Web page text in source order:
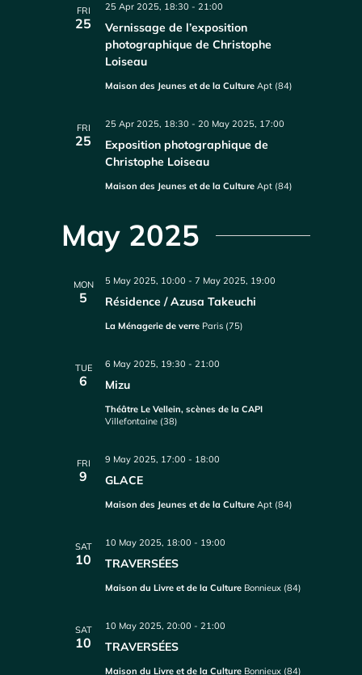
FRI
25
Vernissage de l’exposition
photographique de Christophe
Loiseau
25 Apr 2025, 18:30 -21:00
Maison des Jeunes et de la CultureApt (84)
FRI
25
Exposition photographique de
Christophe Loiseau
25 Apr 2025, 18:30 -20 May 2025, 17:00
Maison des Jeunes et de la CultureApt (84)
May 2025
MON
5 Résidence / Azusa Takeuchi
5 May 2025, 10:00 -7 May 2025, 19:00
La Ménagerie de verre Paris (75)
TUE
6 Mizu
6 May 2025, 19:30 -21:00
Théâtre Le Vellein, scènes de la CAPI
Villefontaine (38)
FRI
9 GLACE
9 May 2025, 17:00 - 18:00
Maison des Jeunes et de la CultureApt (84)
SAT
10 TRAVERSÉES
10 May 2025, 18:00 - 19:00
Maison du Livre et de la Culture Bonnieux (84)
SAT
10 TRAVERSÉES
10 May 2025, 20:00 -21:00
Maison du Livre et de la Culture Bonnieux (84)